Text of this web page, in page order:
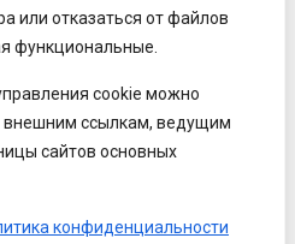
или отказаться от файлов
функциональные.
cookie можно
внешним ссылкам, ведущим
сайтов основных
конфиденциальности